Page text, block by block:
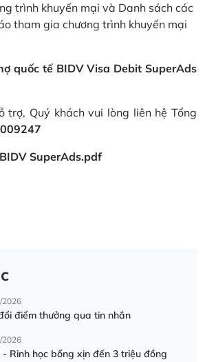
trình khuyến mại và Danh sách các
tham gia chương trình khuyến mại
quốc tế BIDV Visa Debit SuperAds
trợ, Quý khách vui lòng liên hệ Tổng
SuperAds.pdf
2026
điểm thưởng qua tin nhắn
2026
Rinh học bổng xịn đến 3 triệu đồng